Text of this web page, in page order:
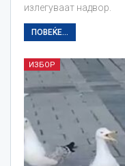
излегуваат надвор.
ПОВЕЌЕ...
ИЗБОР